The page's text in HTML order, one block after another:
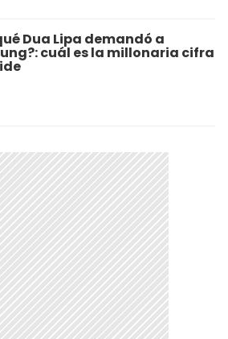
Dua Lipa demandó a
cuál es la millonaria cifra